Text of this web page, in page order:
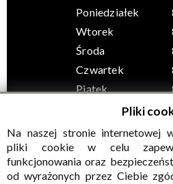
Poniedziałek
Wtorek
Środa
Czwartek
Piątek
© Wszelkie prawa zastrzeżone,
Pliki
Na naszej stronie internetowej
pliki cookie w celu
funkcjonowania oraz
od wyrażonych przez Ciebie